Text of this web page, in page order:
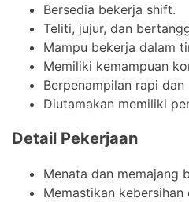
Bersedia bekerja shift.
Teliti, jujur, dan
Mampu bekerja dalam
Memiliki kemampuan
Berpenampilan rapi dan
Diutamakan memiliki
Detail Pekerjaan
Menata dan memajang
Memastikan